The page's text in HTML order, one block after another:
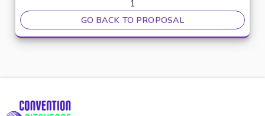
1
GO BACK TO PROPOSAL